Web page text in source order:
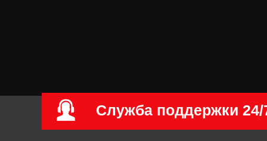
Служба поддержки